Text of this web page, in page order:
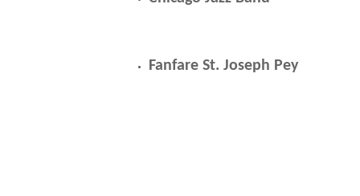
Fanfare St. Joseph Pey